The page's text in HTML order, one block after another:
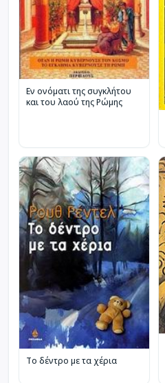
Εν ονόματι της συγκλήτου
και του λαού της Ρώμης
Το δέντρο με τα χέρια